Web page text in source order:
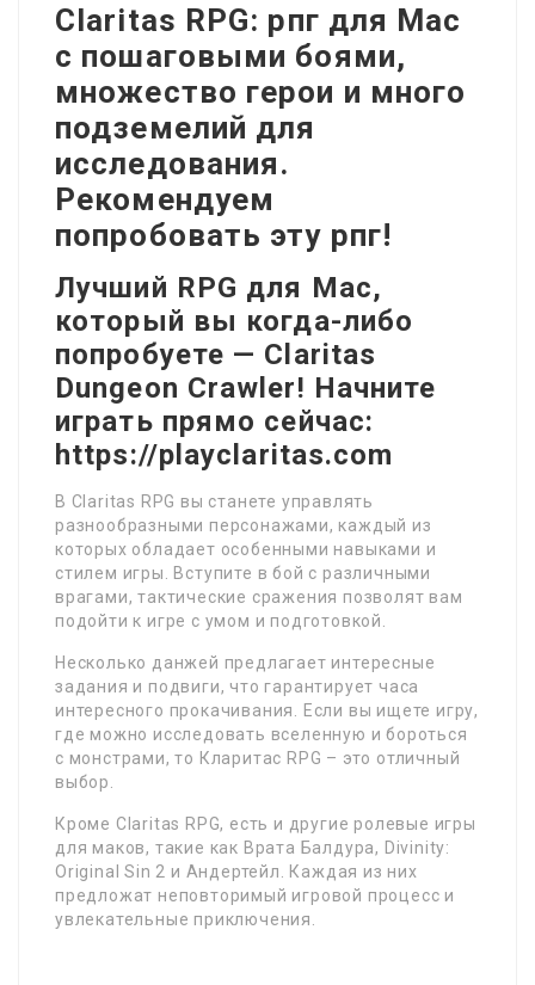
Claritas RPG: рпг для Mac
с пошаговыми боями,
множество герои и много
подземелий для
исследования.
Рекомендуем
попробовать эту рпг!
Лучший RPG для Mac,
который вы когда-либо
попробуете — Claritas
Dungeon Crawler! Начните
играть прямо сейчас:
https://playclaritas.com
В Claritas RPG вы станете управлять
разнообразными персонажами, каждый из
которых обладает особенными навыками и
стилем игры. Вступите в бой с различными
врагами, тактические сражения позволят вам
подойти к игре с умом и подготовкой.
Несколько данжей предлагает интересные
задания и подвиги, что гарантирует часа
интересного прокачивания. Если вы ищете игру,
где можно исследовать вселенную и бороться
с монстрами, то Кларитас RPG – это отличный
выбор.
Кроме Claritas RPG, есть и другие ролевые игры
для маков, такие как Врата Балдура, Divinity:
Original Sin 2 и Андертейл. Каждая из них
предложат неповторимый игровой процесс и
увлекательные приключения.